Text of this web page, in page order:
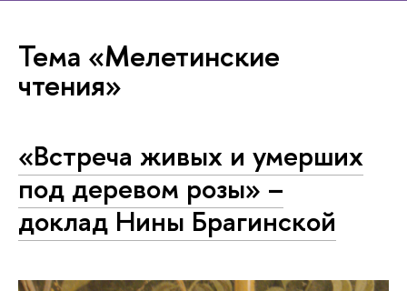
Тема «Мелетинские
чтения»
«Встреча живых и умерших
под деревом розы» –
доклад Нины Брагинской